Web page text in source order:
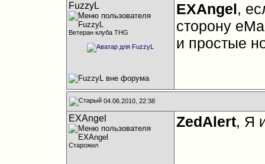
FuzzyL
Ветеран клуба THG
EXAngel,
сторону
и простые
04.06.2010, 22:38
EXAngel
Старожил
ZedAlert, Я